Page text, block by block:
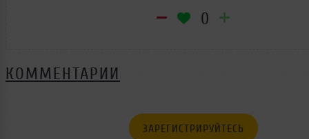
0
КОММЕНТАРИИ
ЗАРЕГИСТРИРУЙТЕСЬ